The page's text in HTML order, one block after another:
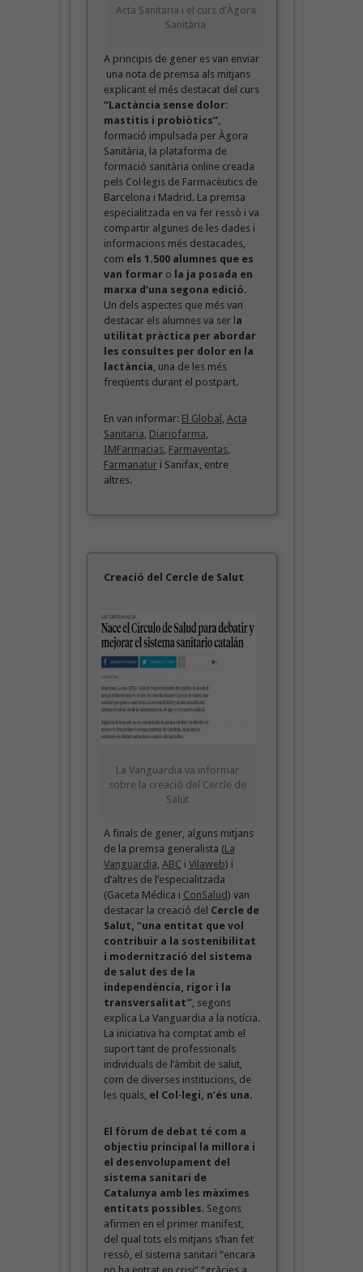
Acta Sanitaria i el curs d’Àgora
Sanitària
A principis de gener es van enviar
una nota de premsa als mitjans
explicant el més destacat del curs
“Lactància sense dolor:
mastitis i probiòtics”,
formació impulsada per Àgora
Sanitària, la plataforma de
formació sanitària online creada
pels Col·legis de Farmacèutics de
Barcelona i Madrid. La premsa
especialitzada en va fer ressò i va
compartir algunes de les dades i
informacions més destacades,
com els 1.500 alumnes que es
van formar o la ja posada en
marxa d’una segona edició.
Un dels aspectes que més van
destacar els alumnes va ser l a
utilitat pràctica per abordar
les consultes per dolor en la
lactància, una de les més
freqüents durant el postpart.
En van informar: El Global , Acta
Sanitaria, Diariofarma,
IMFarmacias, Farmaventas,
Farmanaturi Sanifax, entre
altres.
Creació del Cercle de Salut
La Vanguardia va informar
sobre la creació del Cercle de
Salut
A finals de gener, alguns mitjans
de la premsa generalista (La
Vanguardia, ABCi Vilaweb) i
d’altres de l’especialitzada
(Gaceta Médica i ConSalud) van
destacar la creació del Cercle de
Salut, “una entitat que vol
contribuir a la sostenibilitat
i modernització del sistema
de salut des de la
independència, rigor i la
transversalitat”, segons
explica La Vanguardia a la notícia.
La iniciativa ha comptat amb el
suport tant de professionals
individuals de l’àmbit de salut,
com de diverses institucions, de
les quals, el Col·legi, n’és una.
El fòrum de debat té com a
objectiu principal la millora i
el desenvolupament del
sistema sanitari de
Catalunya amb les màximes
entitats possibles. Segons
afirmen en el primer manifest,
del qual tots els mitjans s’han fet
ressò, el sistema sanitari “encara